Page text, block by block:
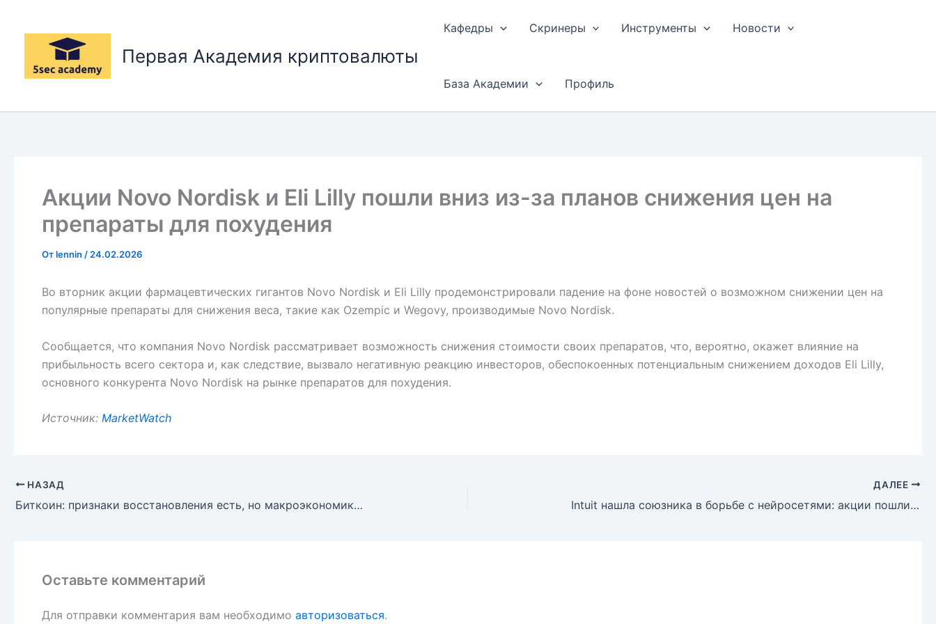
содержимому
Первая Академия криптовалюты
Кафедры Скринеры Инструменты Новости
База Академии Профиль
Акции Novo Nordisk и Eli Lilly пошли вниз из-за планов снижения цен на
препараты для похудения
Отlennin / 24.02.2026
Во вторник акции фармацевтических гигантов Novo Nordisk и Eli Lilly продемонстрировали падение на фоне новостей о возможном снижении цен на
популярные препараты для снижения веса, такие как Ozempic и Wegovy, производимые Novo Nordisk.
Сообщается, что компания Novo Nordisk рассматривает возможность снижения стоимости своих препаратов, что, вероятно, окажет влияние на
прибыльность всего сектора и, как следствие, вызвало негативную реакцию инвесторов, обеспокоенных потенциальным снижением доходов Eli Lilly,
основного конкурента Novo Nordisk на рынке препаратов для похудения.
Источник: MarketWatch
НАЗАД
Биткоин: признаки восстановления есть, но макроэкономика против
ДАЛЕЕ
Intuit нашла союзника в борьбе с нейросетями: акции пошли вверх
Оставьте комментарий
Для отправки комментария вам необходимо авторизоваться.